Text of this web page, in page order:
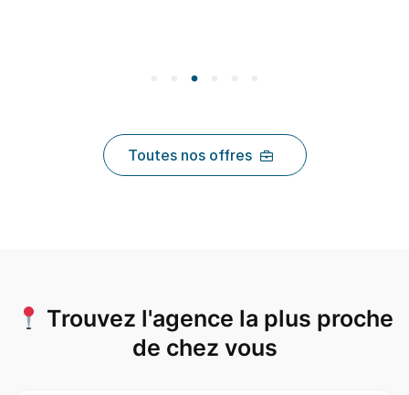
Toutes nos offres
Trouvez l'agence la plus proche
de chez vous